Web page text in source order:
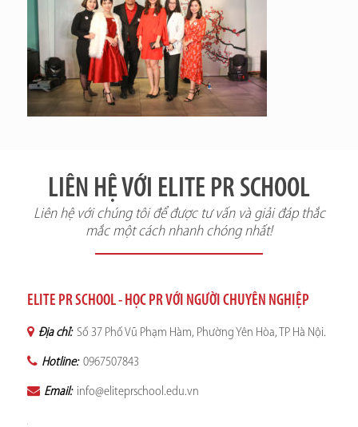
LIÊN HỆ VỚI ELITE PR SCHOOL
Liên hệ với chúng tôi để được tư vấn và giải đáp thắc
mắc một cách nhanh chóng nhất!
ELITE PR SCHOOL - HỌC PR VỚI NGƯỜI CHUYÊN NGHIỆP
Địa chỉ: Số 37 Phố Vũ Phạm Hàm, Phường Yên Hòa, TP Hà Nội.
Hotline: 0967507843
Email: info@eliteprschool.edu.vn